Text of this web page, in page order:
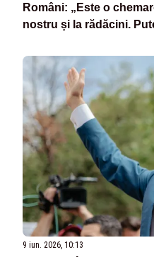
Români: „Este o
nostru și la rădăcini.
9 iun. 2026, 10:13